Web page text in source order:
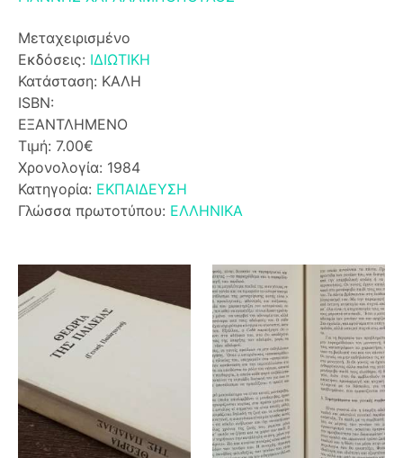
Μεταχειρισμένο
Εκδόσεις: ΙΔΙΩΤΙΚΗ
Κατάσταση: ΚΑΛΗ
ISBN:
ΕΞΑΝΤΛΗΜΕΝΟ
Τιμή: 7.00€
Χρονολογία: 1984
Κατηγορία: ΕΚΠΑΙΔΕΥΣΗ
Γλώσσα πρωτοτύπου: ΕΛΛΗΝΙΚΑ